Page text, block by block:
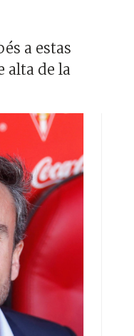
a estas
alta de la